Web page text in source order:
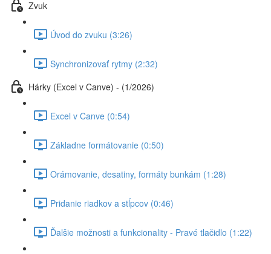
Zvuk
Úvod do zvuku (3:26)
Synchronizovať rytmy (2:32)
Hárky (Excel v Canve) - (1/2026)
Excel v Canve (0:54)
Základne formátovanie (0:50)
Orámovanie, desatiny, formáty bunkám (1:28)
Pridanie riadkov a stĺpcov (0:46)
Ďalšie možnosti a funkcionality - Pravé tlačidlo (1:22)